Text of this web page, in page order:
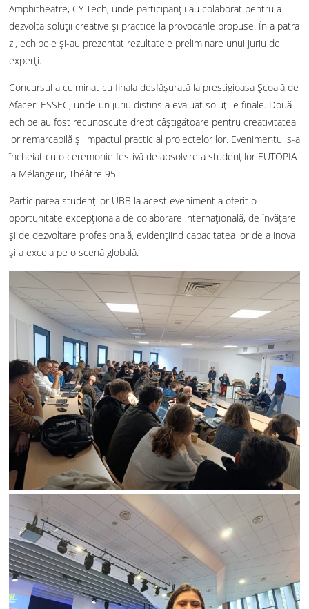
Amphitheatre, CY Tech, unde participanții au colaborat pentru a
dezvolta soluții creative și practice la provocările propuse. În a patra
zi, echipele și-au prezentat rezultatele preliminare unui juriu de
experți.
Concursul a culminat cu finala desfășurată la prestigioasa Școală de
Afaceri ESSEC, unde un juriu distins a evaluat soluțiile finale. Două
echipe au fost recunoscute drept câștigătoare pentru creativitatea
lor remarcabilă și impactul practic al proiectelor lor. Evenimentul s-a
încheiat cu o ceremonie festivă de absolvire a studenților EUTOPIA
la Mélangeur, Théâtre 95.
Participarea studenților UBB la acest eveniment a oferit o
oportunitate excepțională de colaborare internațională, de învățare
și de dezvoltare profesională, evidențiind capacitatea lor de a inova
și a excela pe o scenă globală.